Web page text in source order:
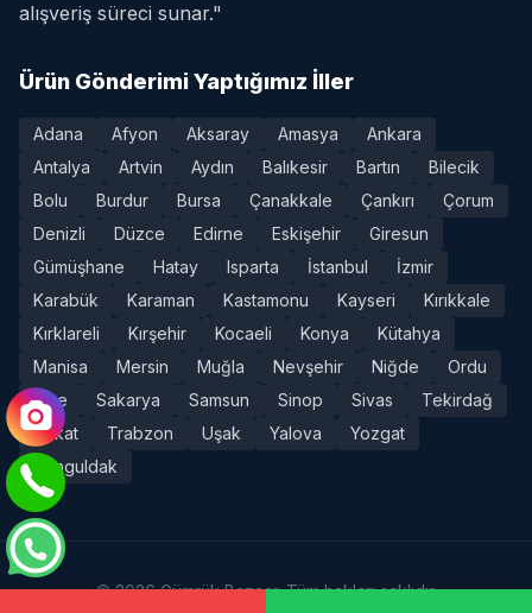
alışveriş süreci sunar."
Ürün Gönderimi Yaptığımız İller
Adana Afyon Aksaray Amasya
Ankara
Antalya
Artvin Aydın Balıkesir Bartın
Bilecik
Bolu
Burdur Bursa Çanakkale Çankırı
Çorum
Denizli
Düzce Edirne Eskişehir
Giresun
Gümüşhane
Hatay Isparta İstanbul
İzmir
Karabük
Karaman Kastamonu Kayseri
Kırıkkale
Kırklareli
Kırşehir Kocaeli Konya
Kütahya
Manisa
Mersin Muğla Nevşehir Niğde
Ordu
Rize
Sakarya Samsun Sinop Sivas
Tekirdağ
Tokat
Trabzon Uşak Yalova
Yozgat
Zonguldak
© 2026 Gümrük Bazaar. Tüm hakları saklıdır.